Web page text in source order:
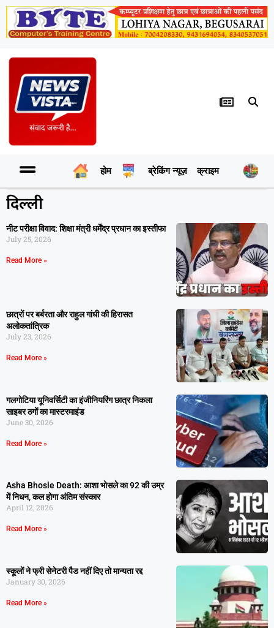
होम ब्रेकिंग न्यूज़ क्राइम
दिल्ली
नीट परीक्षा विवाद: शिक्षा मंत्री धर्मेंद्र प्रधान का इस्तीफा
July 25, 2026
Read More »
छात्रों पर बर्बरता और राहुल गांधी की हिरासत
अलोकतांत्रिक
July 23, 2026
Read More »
गलगोटिया यूनिवर्सिटी का इंजीनियरिंग छात्र निकला
साइबर ठगों का मास्टरमाइंड
June 30, 2026
Read More »
Asha Bhosle Death: आशा भोसले का 92 की उम्र
में निधन, कल होगा अंतिम संस्कार
April 12, 2026
Read More »
स्कूलों ने फ्री सेनेटरी पैड नहीं दिए तो मान्यता रद्द
January 30, 2026
Read More »